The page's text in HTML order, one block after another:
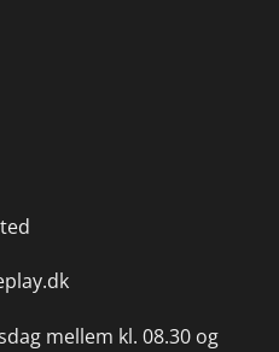
mellem kl. 08.30 og